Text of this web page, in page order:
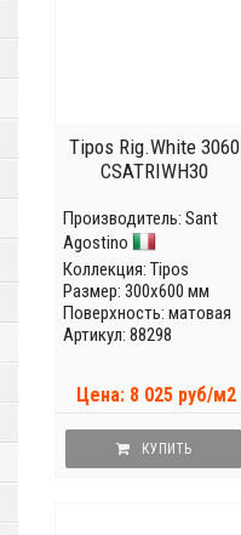
Tipos Rig.White 3060
CSATRIWH30
Производитель: Sant
Agostino
Коллекция: Tipos
Размер: 300x600 мм
Поверхность: матовая
Артикул: 88298
Цена: 8 025 руб/м2
КУПИТЬ